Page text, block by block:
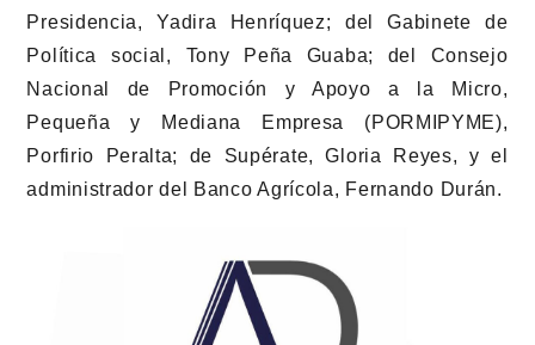
Presidencia, Yadira Henríquez; del Gabinete de
Política social, Tony Peña Guaba; del Consejo
Nacional de Promoción y Apoyo a la Micro,
Pequeña y Mediana Empresa (PORMIPYME),
Porfirio Peralta; de Supérate, Gloria Reyes, y el
administrador del Banco Agrícola, Fernando Durán.